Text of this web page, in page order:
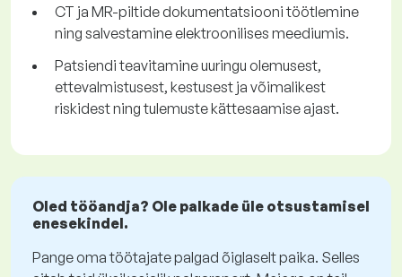
CT ja MR-piltide dokumentatsiooni töötlemine
ning salvestamine elektroonilises meediumis.
Patsiendi teavitamine uuringu olemusest,
ettevalmistusest, kestusest ja võimalikest
riskidest ning tulemuste kättesaamise ajast.
Oled tööandja? Ole palkade üle otsustamisel
enesekindel.
Pange oma töötajate palgad õiglaselt paika. Selles